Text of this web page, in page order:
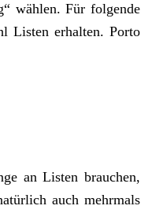
wählen. Für folgende
Listen erhalten. Porto
an Listen brauchen,
auch mehrmals